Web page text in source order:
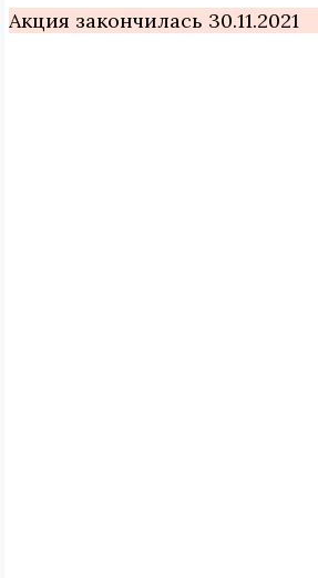
Акция закончилась 30.11.2021